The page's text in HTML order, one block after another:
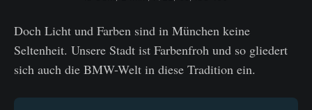
Doch Licht und Farben sind in München keine
Seltenheit. Unsere Stadt ist Farbenfroh und so gliedert
sich auch die BMW-Welt in diese Tradition ein.